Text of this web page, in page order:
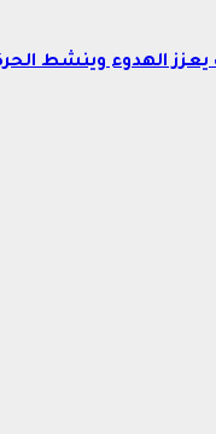
الهدوء وينشط